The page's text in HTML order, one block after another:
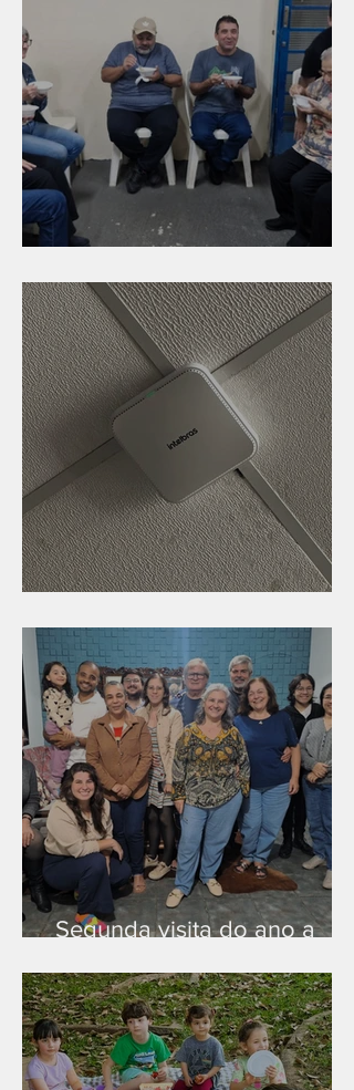
Segunda visita do ano a